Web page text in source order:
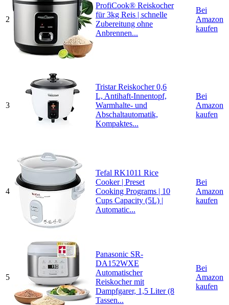
2
ProfiCook® Reiskocher
für 3kg Reis | schnelle
Zubereitung ohne
Anbrennen...
Bei
Amazon
kaufen
3
Tristar Reiskocher 0,6
L, Antihaft-Innentopf,
Warmhalte- und
Abschaltautomatik,
Kompaktes...
Bei
Amazon
kaufen
4
Tefal RK1011 Rice
Cooker | Preset
Cooking Programs | 10
Cups Capacity (5L) |
Automatic...
Bei
Amazon
kaufen
5
Panasonic SR-
DA152WXE
Automatischer
Reiskocher mit
Dampfgarer, 1,5 Liter (8
Tassen...
Bei
Amazon
kaufen